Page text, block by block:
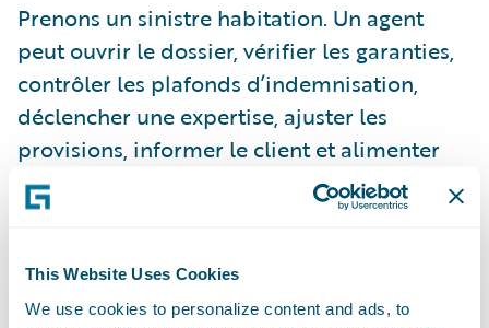
This Website Uses Cookies
We use cookies to personalize content and ads, to
Prenons un sinistre habitation. Un agent
peut ouvrir le dossier, vérifier les garanties,
contrôler les plafonds d’indemnisation,
déclencher une expertise, ajuster les
provisions, informer le client et alimenter
les indicateurs réglementaires. La question
centrale n’est pas seulement ce que fait
Lorsque l’IA agentique agit au cœur des